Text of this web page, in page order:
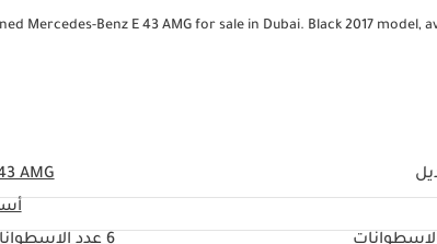
Mercedes-Benz E 43 AMG for sale in Dubai. Black 2017
AMG
6عدد